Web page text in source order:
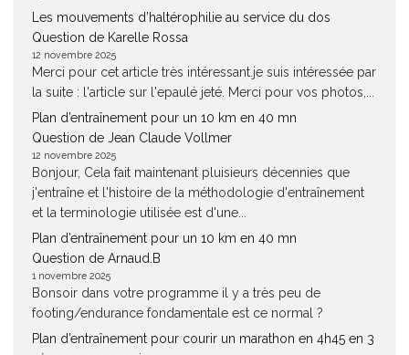
Les mouvements d’haltérophilie au service du dos
Question de Karelle Rossa
12 novembre 2025
Merci pour cet article très intéressant.je suis intéressée par
la suite : l'article sur l'epaulé jeté. Merci pour vos photos,...
Plan d’entraînement pour un 10 km en 40 mn
Question de Jean Claude Vollmer
12 novembre 2025
Bonjour, Cela fait maintenant pluisieurs décennies que
j'entraîne et l'histoire de la méthodologie d'entraînement
et la terminologie utilisée est d'une...
Plan d’entraînement pour un 10 km en 40 mn
Question de Arnaud.B
1 novembre 2025
Bonsoir dans votre programme il y a très peu de
footing/endurance fondamentale est ce normal ?
Plan d’entraînement pour courir un marathon en 4h45 en 3